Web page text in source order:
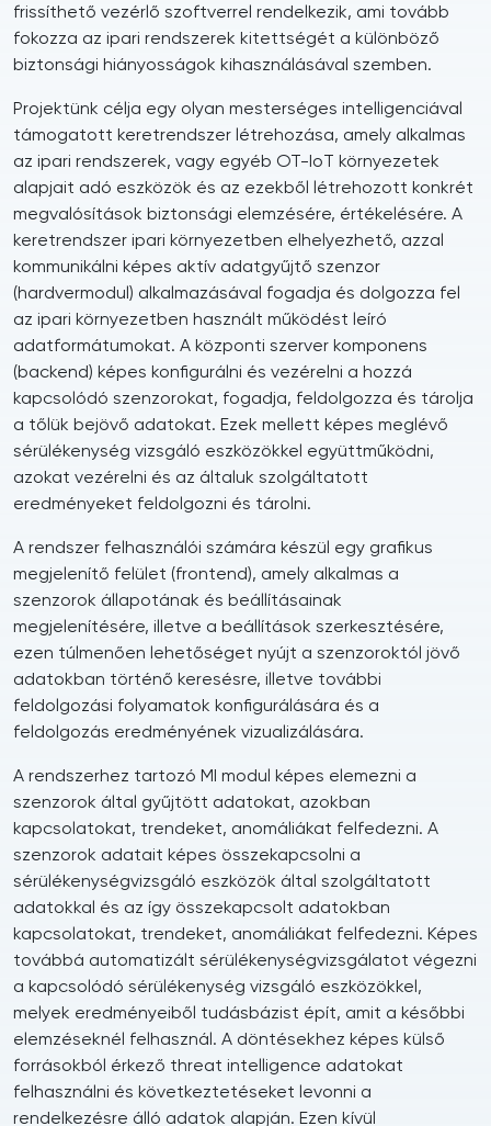
frissíthető vezérlő szoftverrel rendelkezik, ami tovább
fokozza az ipari rendszerek kitettségét a különböző
biztonsági hiányosságok kihasználásával szemben.
Projektünk célja egy olyan mesterséges intelligenciával
támogatott keretrendszer létrehozása, amely alkalmas
az ipari rendszerek, vagy egyéb OT-IoT környezetek
alapjait adó eszközök és az ezekből létrehozott konkrét
megvalósítások biztonsági elemzésére, értékelésére. A
keretrendszer ipari környezetben elhelyezhető, azzal
kommunikálni képes aktív adatgyűjtő szenzor
(hardvermodul) alkalmazásával fogadja és dolgozza fel
az ipari környezetben használt működést leíró
adatformátumokat. A központi szerver komponens
(backend) képes konfigurálni és vezérelni a hozzá
kapcsolódó szenzorokat, fogadja, feldolgozza és tárolja
a tőlük bejövő adatokat. Ezek mellett képes meglévő
sérülékenység vizsgáló eszközökkel együttműködni,
azokat vezérelni és az általuk szolgáltatott
eredményeket feldolgozni és tárolni.
A rendszer felhasználói számára készül egy grafikus
megjelenítő felület (frontend), amely alkalmas a
szenzorok állapotának és beállításainak
megjelenítésére, illetve a beállítások szerkesztésére,
ezen túlmenően lehetőséget nyújt a szenzoroktól jövő
adatokban történő keresésre, illetve további
feldolgozási folyamatok konfigurálására és a
feldolgozás eredményének vizualizálására.
A rendszerhez tartozó MI modul képes elemezni a
szenzorok által gyűjtött adatokat, azokban
kapcsolatokat, trendeket, anomáliákat felfedezni. A
szenzorok adatait képes összekapcsolni a
sérülékenységvizsgáló eszközök által szolgáltatott
adatokkal és az így összekapcsolt adatokban
kapcsolatokat, trendeket, anomáliákat felfedezni. Képes
továbbá automatizált sérülékenységvizsgálatot végezni
a kapcsolódó sérülékenység vizsgáló eszközökkel,
melyek eredményeiből tudásbázist épít, amit a későbbi
elemzéseknél felhasznál. A döntésekhez képes külső
forrásokból érkező threat intelligence adatokat
felhasználni és következtetéseket levonni a
rendelkezésre álló adatok alapján. Ezen kívül